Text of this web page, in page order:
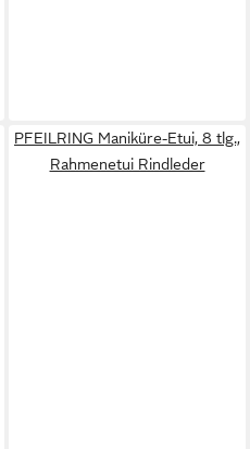
PFEILRING Maniküre-Etui, 8 tlg.,
Rahmenetui Rindleder